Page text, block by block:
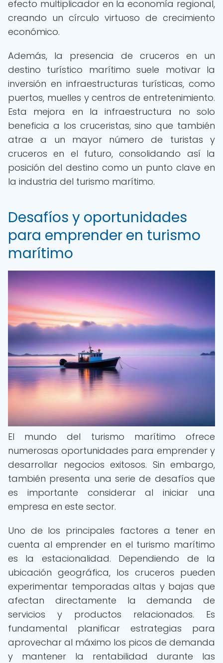
efecto multiplicador en la economía regional,
creando un círculo virtuoso de crecimiento
económico.
Además, la presencia de cruceros en un
destino turístico marítimo suele motivar la
inversión en infraestructuras turísticas, como
puertos, muelles y centros de entretenimiento.
Esta mejora en la infraestructura no solo
beneficia a los cruceristas, sino que también
atrae a un mayor número de turistas y
cruceros en el futuro, consolidando así la
posición del destino como un punto clave en
la industria del turismo marítimo.
Desafíos y oportunidades
para emprender en turismo
marítimo
El mundo del turismo marítimo ofrece
numerosas oportunidades para emprender y
desarrollar negocios exitosos. Sin embargo,
también presenta una serie de desafíos que
es importante considerar al iniciar una
empresa en este sector.
Uno de los principales factores a tener en
cuenta al emprender en el turismo marítimo
es la estacionalidad. Dependiendo de la
ubicación geográfica, los cruceros pueden
experimentar temporadas altas y bajas que
afectan directamente la demanda de
servicios y productos relacionados. Es
fundamental planificar estrategias para
aprovechar al máximo los picos de demanda
y mantener la rentabilidad durante las